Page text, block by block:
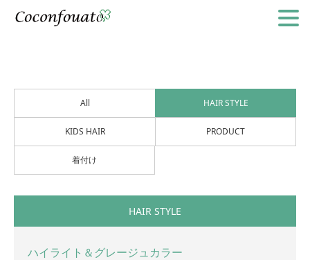
All HAIR STYLE
KIDS HAIR PRODUCT
着付け
HAIR STYLE
ハイライト＆グレージュカラー